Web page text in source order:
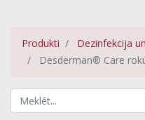
Produkti
Dezinfekcija
Desderman® Care